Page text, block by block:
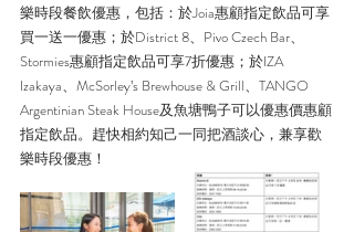
樂時段餐飲優惠，包括：於Joia惠顧指定飲品可享
買一送一優惠；於District 8、Pivo Czech Bar、
Stormies惠顧指定飲品可享7折優惠；於IZA
Izakaya、McSorley’s Brewhouse & Grill、TANGO
Argentinian Steak House及魚塘鴨子可以優惠價惠顧
指定飲品。趕快相約知己一同把酒談心，兼享歡
樂時段優惠！